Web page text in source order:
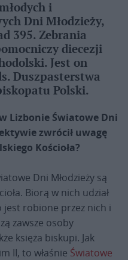
i
Dni Młodzieży,
395. Zebrania
diecezji
Jest on
Duszpasterstwa
Polski.
Lizbonie Światowe Dni
zwrócił uwagę
Kościoła?
Dni Młodzieży są
Biorą w nich udział
jest robione przez nich i
zawsze osoby
księża biskupi. Jak
II, to właśnie Światowe